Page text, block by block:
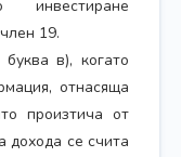
инвестиране
19.
в), когато
отнасяща
произтича от
дохода се счита